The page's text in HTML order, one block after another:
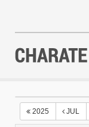
AGENDA
ACTIVIDADES
2025 JUL